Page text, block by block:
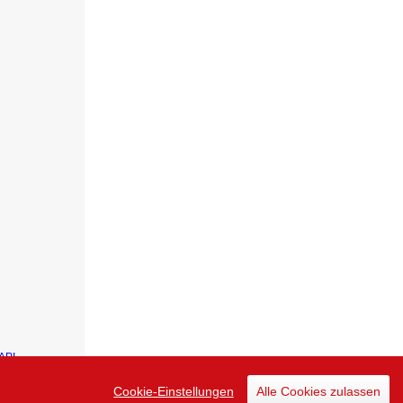
Cookie-Einstellungen Alle Cookies zulassen